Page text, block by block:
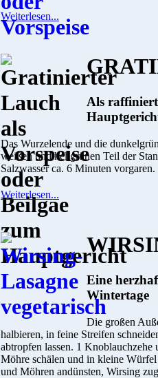
Weiterlesen...
Als
Das Wurzelende und die
weißen und hellgrünen Teil der
Salzwasser ca. 6 Minuten
Weiterlesen...
Eine
Wintertage
Die großen
halbieren, in feine Streifen
abtropfen lassen. 1
Möhre schälen und in kleine
und Möhren andünsten, Wirsing